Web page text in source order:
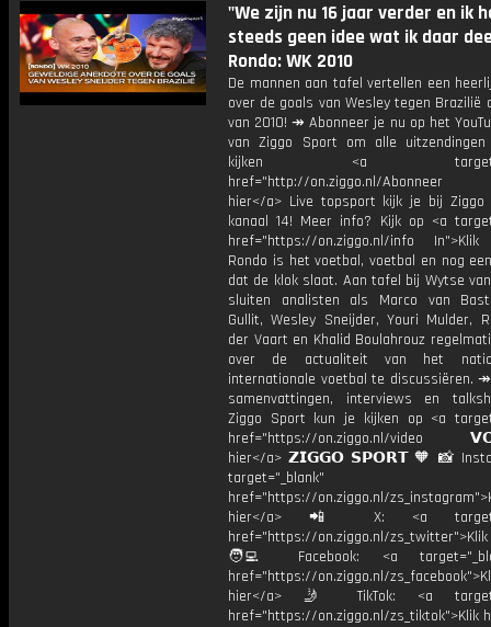
"We zijn nu 16 jaar verder en ik
steeds geen idee wat ik daar
Rondo: WK 2010
De mannen aan tafel vertellen een
over de goals van Wesley tegen Brazilië
van 2010! ↠ Abonneer je nu op het
van Ziggo Sport om alle
kijken <a
href="http://on.ziggo.nl/
hier</a> Live topsport kijk je bij
kanaal 14! Meer info? Kijk op <a
href="https://on.ziggo.nl/info
Rondo is het voetbal, voetbal en nog
dat de klok slaat. Aan tafel bij Wytse
sluiten analisten als Marco van
Gullit, Wesley Sneijder, Youri Mulder,
der Vaart en Khalid Boulahrouz
over de actualiteit van het
internationale voetbal te discussiëren.
samenvattingen, interviews en
Ziggo Sport kun je kijken op <a
href="https://on.ziggo.nl/video
hier</a> 𝗭𝗜𝗚𝗚𝗢 𝗦𝗣𝗢𝗥𝗧 🧡 📸
target="_blank"
href="https://on.ziggo.nl/
hier</a> 📲 X: <a
href="https://on.ziggo.nl/
🧑‍💻 Facebook: <a
href="https://on.ziggo.nl/
hier</a> 🤳 TikTok: <a
href="https://on.ziggo.nl/zs_tiktok">Klik